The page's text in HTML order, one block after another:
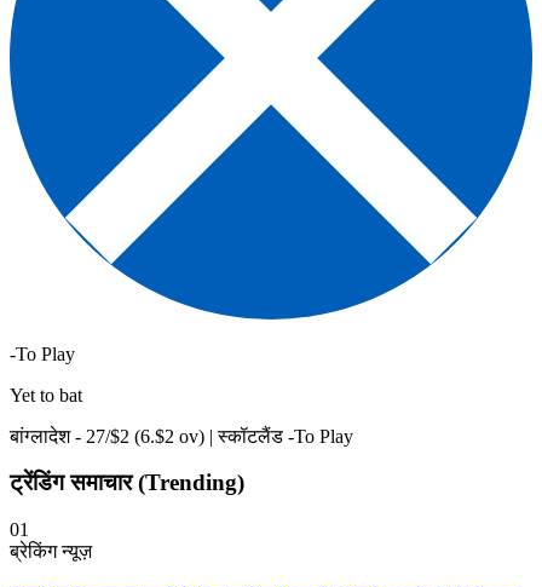
-To Play
Yet to bat
बांग्लादेश - 27/$2 (6.$2 ov) | स्कॉटलैंड -To Play
ट्रेंडिंग समाचार (Trending)
01
ब्रेकिंग न्यूज़